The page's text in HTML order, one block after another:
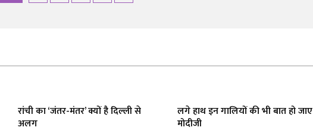
रांची का ‘जंतर-मंतर’ क्यों है दिल्ली से
अलग
लगे हाथ इन गालियों की भी बात हो जाए
मोदीजी